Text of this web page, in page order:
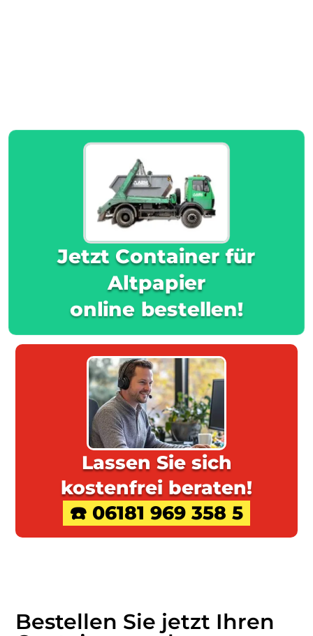
Jetzt Container für
Altpapier
online bestellen!
Lassen Sie sich
kostenfrei beraten!
☎️ 06181 969 358 5
Bestellen Sie jetzt Ihren